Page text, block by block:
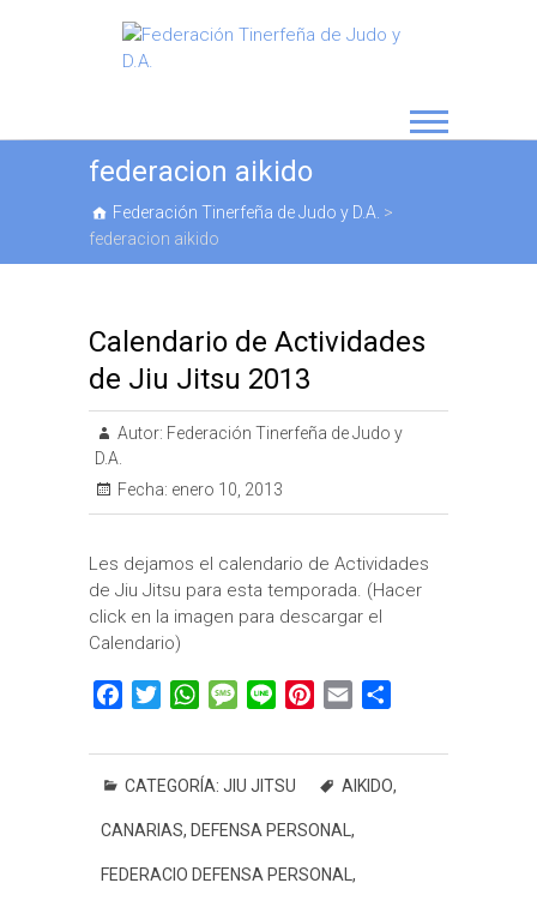
federacion aikido
Federación Tinerfeña de Judo y D.A. >
federacion aikido
Calendario de Actividades
de Jiu Jitsu 2013
Autor: Federación Tinerfeña de Judo y
D.A.
Fecha: enero 10, 2013
Les dejamos el calendario de Actividades
de Jiu Jitsu para esta temporada. (Hacer
click en la imagen para descargar el
Calendario)
c
e
o
o
i
t
e
r
W
a
t
A
p
M
s
s
g
e
n
e
n
r
e
a
i
m
p
CATEGORÍA: JIU JITSU AIKIDO,
CANARIAS, DEFENSA PERSONAL ,
FEDERACIO DEFENSA PERSONAL ,